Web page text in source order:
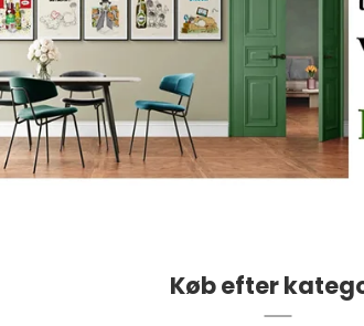
Køb efter